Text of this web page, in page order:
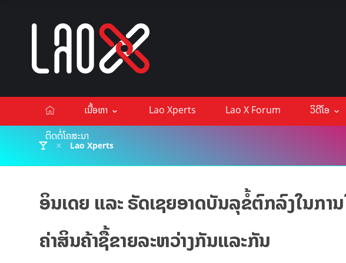
ເນື້ອຫາ Lao Xperts Lao X Forum ວິດີໂອ
ຕິດຕໍ່ໂຄສະນາ
Lao Xperts
ອິນເດຍ ແລະ ຣັດເຊຍອາດບັນລຸຂໍ້ຕົກລົງໃນກາ
ຄ່າສິນຄ້າຊື້ຂາຍລະຫວ່າງກັນແລະກັນ